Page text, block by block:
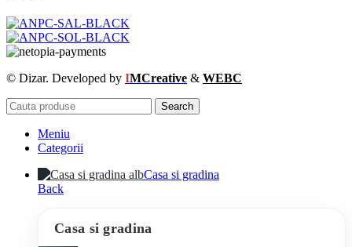
© Dizar. Developed by IMCreative & WEBC
Search
Meniu
Categorii
Casa si gradina
Back
Casa si gradina